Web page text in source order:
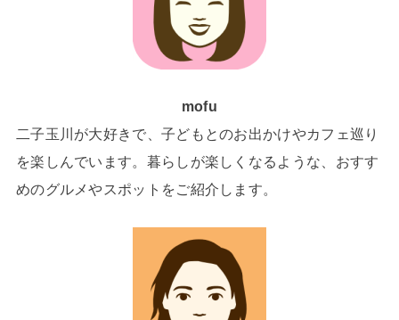
mofu
二子玉川が大好きで、子どもとのお出かけやカフェ巡り
を楽しんでいます。暮らしが楽しくなるような、おすす
めのグルメやスポットをご紹介します。